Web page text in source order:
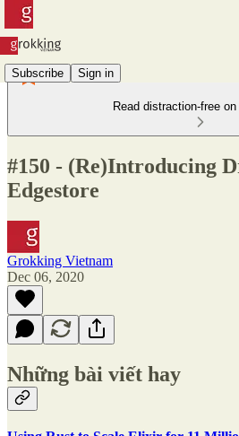
Subscribe Sign in
Read distraction-free
#150 - (Re)Introducing
Edgestore
Grokking Vietnam
Dec 06, 2020
Những bài viết hay